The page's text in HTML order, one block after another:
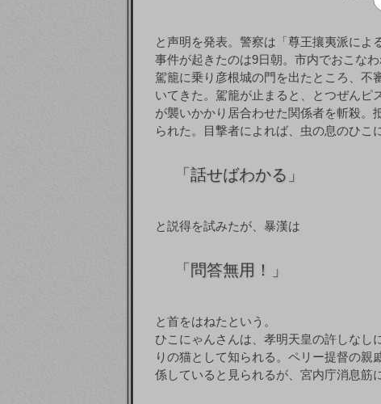
と声明を発表。警察は「尊王攘夷派によ
事件が起きたのは9日朝。市内でおこな
駕籠に乗り彦根城の門を出たところ、不
いてきた。駕籠が止まると、とつぜんピ
が襲いかかり居合わせた関係者を斬殺。
られた。目撃者によれば、虫の息のひこ
「 話せばわかる」
と説得を試みたが、暴漢は
「 問答無用！」
と首をはねたという。
ひこにゃんさんは、孝明天皇の許しなし
りの猫として知られる。ペリー提督の
係していると見られるが、宮内庁消息筋